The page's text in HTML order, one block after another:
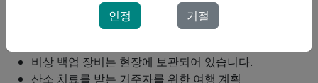
환자의 임상 평가 및 치료 권고 사항을 문서화하여 담당
의사 또는 간호사에게 보고합니다.
비상 백업 장비는 현장에 보관되어 있습니다.
산소 치료를 받는 거주자를 위한 여행 계획
인정 거절